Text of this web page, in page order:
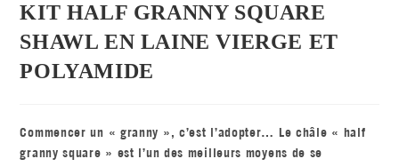
KIT HALF GRANNY SQUARE
SHAWL EN LAINE VIERGE ET
POLYAMIDE
Commencer un « granny », c’est l’adopter… Le châle « half
granny square » est l’un des meilleurs moyens de se